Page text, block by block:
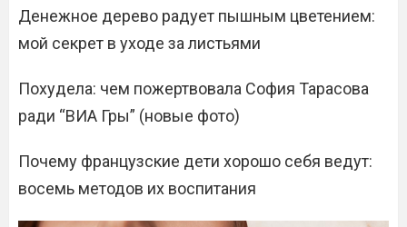
Денежное дерево радует пышным цветением:
мой секрет в уходе за листьями
Похудела: чем пожертвовала София Тарасова
ради “ВИА Гры” (новые фото)
Почему французские дети хорошо себя ведут:
восемь методов их воспитания